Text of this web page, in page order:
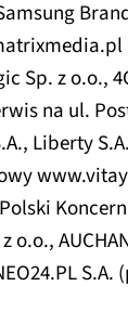
Sp. z o.o.,
na ul.
Liberty
o.o.,
S.A.